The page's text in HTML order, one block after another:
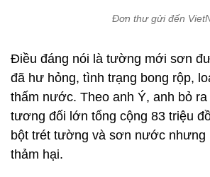
Đơn thư gửi đến
Điều đáng nói là tường mới sơn
đã hư hỏng, tình trạng bong rộp,
thấm nước. Theo anh Ý, anh bỏ ra
tương đối lớn tổng cộng 83 triệu
bột trét tường và sơn nước nhưng
thảm hại.